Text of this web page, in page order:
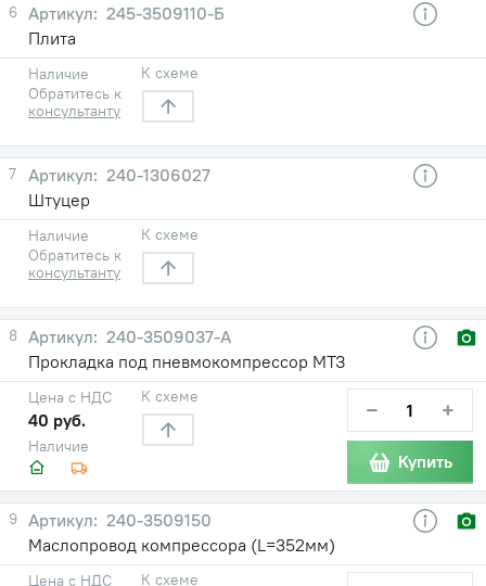
6
245-3509110-Б
Плита
Наличие
Обратитесь к
консультанту
К схеме
7
240-1306027
Штуцер
Наличие
Обратитесь к
консультанту
К схеме
8
240-3509037-А
Прокладка под пневмокомпрессор МТЗ
Наличие
Цена с НДС
40 руб.
К схеме − +
Купить
9
240-3509150
Маслопровод компрессора (L=352мм)
Цена с НДС К схеме